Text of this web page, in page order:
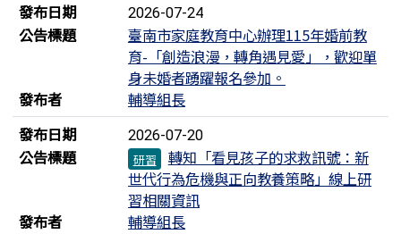
發布日期
2026-07-24
公告標題
臺南市家庭教育中心辦理115年婚前教
育-「創造浪漫，轉角遇見愛」，歡迎單
身未婚者踴躍報名參加。
發布者
輔導組長
發布日期
2026-07-20
公告標題 研習
轉知「看見孩子的求救訊號：新
世代行為危機與正向教養策略」線上研
習相關資訊
發布者
輔導組長